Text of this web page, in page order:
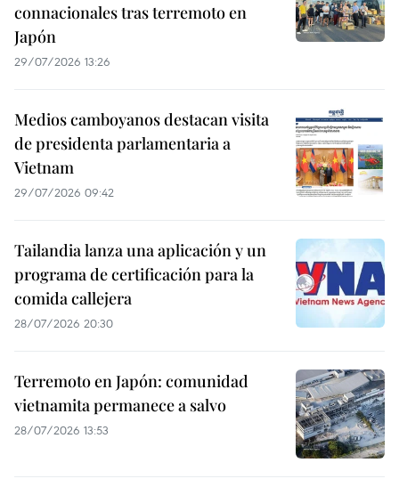
connacionales tras terremoto en
Japón
29/07/2026 13:26
Medios camboyanos destacan visita
de presidenta parlamentaria a
Vietnam
29/07/2026 09:42
Tailandia lanza una aplicación y un
programa de certificación para la
comida callejera
28/07/2026 20:30
Terremoto en Japón: comunidad
vietnamita permanece a salvo
28/07/2026 13:53